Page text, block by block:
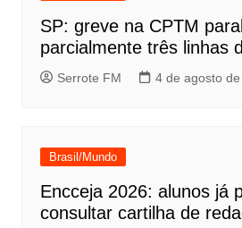
SP: greve na CPTM
parcialmente três linhas
Serrote FM 4 de agosto
Brasil/Mundo
Encceja 2026: alunos já
consultar cartilha de